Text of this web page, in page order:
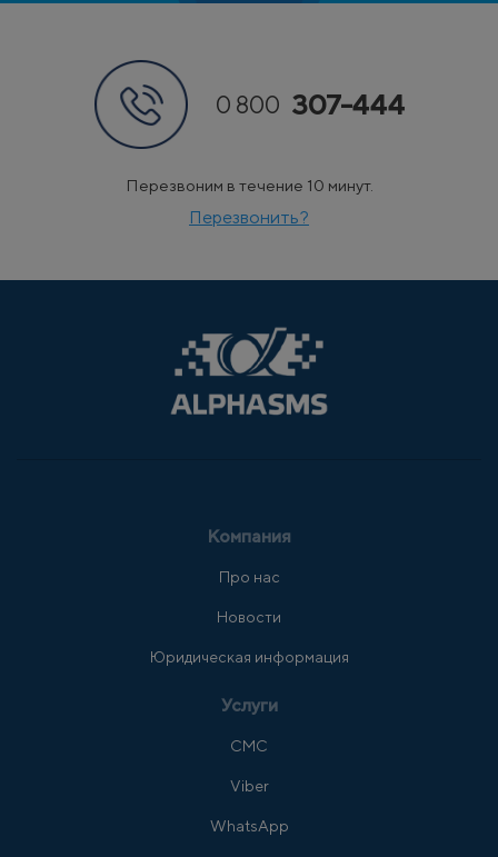
0 800 307-444
Перезвоним в течение 10 минут.
Перезвонить?
Компания
Про нас
Новости
Юридическая информация
Услуги
СМС
Viber
WhatsApp